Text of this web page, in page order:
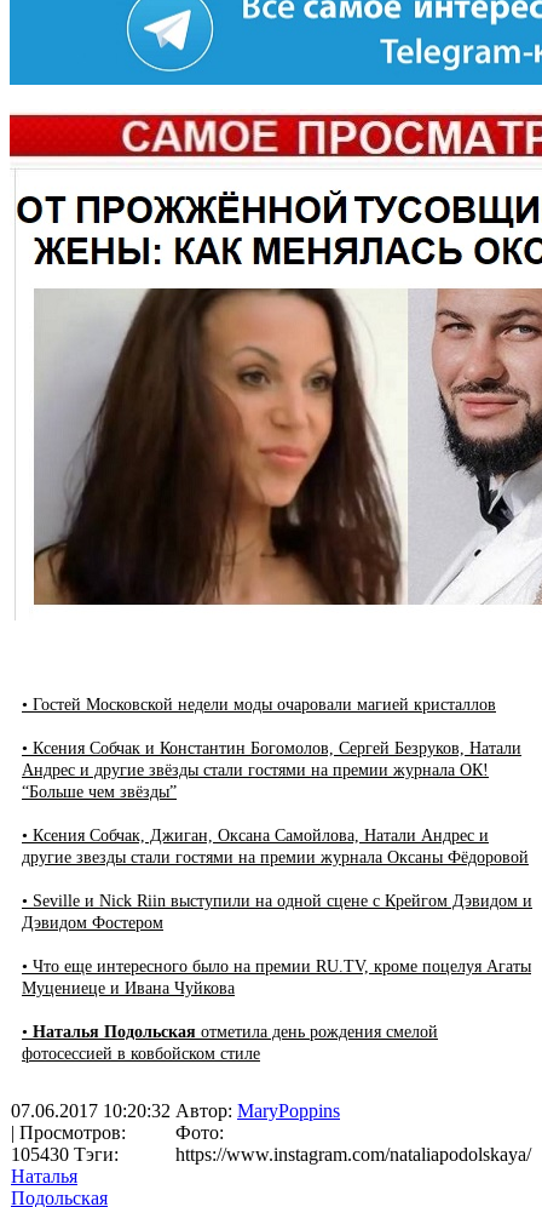
• Гостей Московской недели моды очаровали магией кристаллов
• Ксения Собчак и Константин Богомолов, Сергей Безруков, Натали
Андрес и другие звёзды стали гостями на премии журнала ОК!
“Больше чем звёзды”
• Ксения Собчак, Джиган, Оксана Самойлова, Натали Андрес и
другие звезды стали гостями на премии журнала Оксаны Фёдоровой
• Seville и Nick Riin выступили на одной сцене с Крейгом Дэвидом и
Дэвидом Фостером
• Что еще интересного было на премии RU.TV, кроме поцелуя Агаты
Муцениеце и Ивана Чуйкова
• Наталья Подольская отметила день рождения смелой
фотосессией в ковбойском стиле
07.06.2017 10:20:32
| Просмотров:
105430 Тэги:
Наталья
Подольская
Автор: MaryPoppins
Фото:
https://www.instagram.com/nataliapodolskaya/